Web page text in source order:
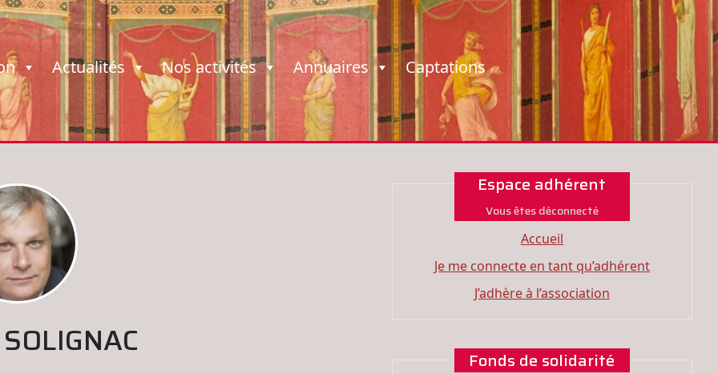
Actualités Nos activités Annuaires Captations
Espace adhérent
Vous êtes déconnecté
Accueil
Je me connecte en tant qu’adhérent
J’adhère à l’association
Fonds de solidarité